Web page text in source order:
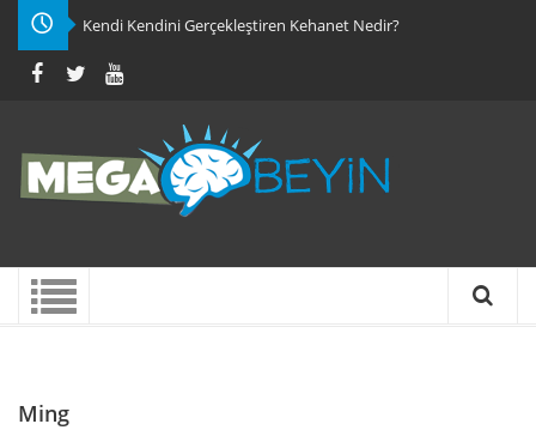
Kendi Kendini Gerçekleştiren Kehanet Nedir?
Ming